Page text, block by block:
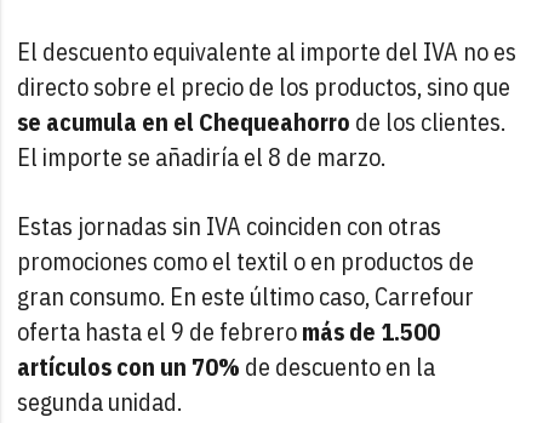
El descuento equivalente al importe del IVA no es
directo sobre el precio de los productos, sino que
se acumula en el Chequeahorro de los clientes.
El importe se añadiría el 8 de marzo.
Estas jornadas sin IVA coinciden con otras
promociones como el textil o en productos de
gran consumo. En este último caso, Carrefour
oferta hasta el 9 de febreromás de 1.500
artículos con un 70% de descuento en la
segunda unidad.